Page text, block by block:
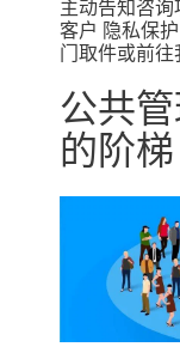
主动告知咨询
客户 隐私保
门取件或前往
公共
的阶梯